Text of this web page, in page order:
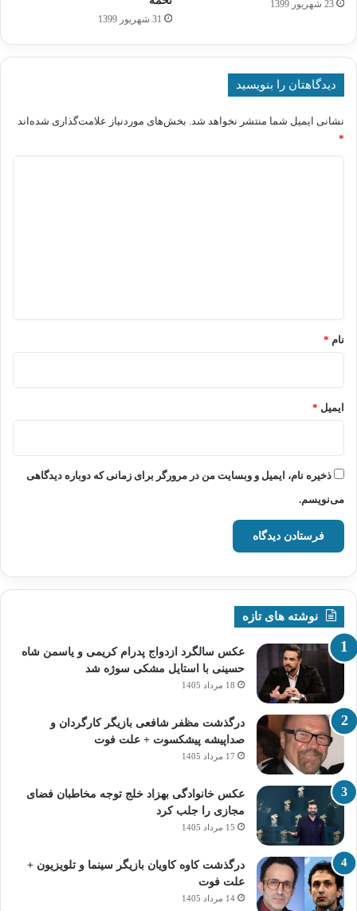
23 شهریور 1399
31 شهریور 1399
دیدگاهتان را بنویسید
نشانی ایمیل شما منتشر نخواهد شد. بخش‌های موردنیاز علامت‌گذاری شده‌اند
*
نام *
ایمیل *
ذخیره نام، ایمیل و وبسایت من در مرورگر برای زمانی که دوباره دیدگاهی
می‌نویسم.
نوشته های تازه
عکس سالگرد ازدواج پدرام کریمی و یاسمن شاه‌
حسینی با استایل مشکی سوژه شد
18 مرداد 1405
درگذشت مظفر شافعی بازیگر کارگردان و
صداپیشه پیشکسوت + علت فوت
17 مرداد 1405
عکس خانوادگی بهزاد خلج توجه مخاطبان فضای
مجازی را جلب کرد
15 مرداد 1405
درگذشت کاوه کاویان بازیگر سینما و تلویزیون +
علت فوت
14 مرداد 1405